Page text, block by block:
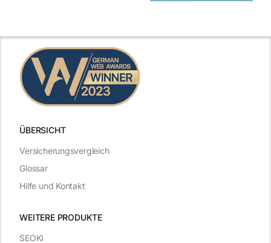
ÜBERSICHT
WEITERE PRODUKTE
Versicherungsvergleich
Glossar
Hilfe und Kontakt
SEOKI